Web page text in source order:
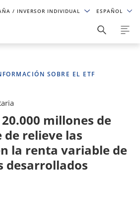
/ INVERSOR INDIVIDUAL ESPAÑOL
SOBRE EL ETF
millones de
de relieve las
la renta variable de
desarrollados